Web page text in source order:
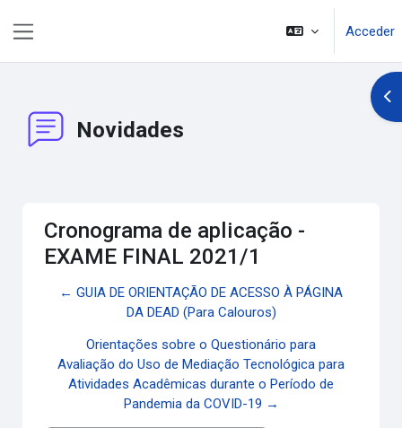
Acceder
Novidades
Cronograma de aplicação -
EXAME FINAL 2021/1
← GUIA DE ORIENTAÇÃO DE ACESSO À PÁGINA
DA DEAD (Para Calouros)
Orientações sobre o Questionário para
Avaliação do Uso de Mediação Tecnológica para
Atividades Acadêmicas durante o Período de
Pandemia da COVID-19 →